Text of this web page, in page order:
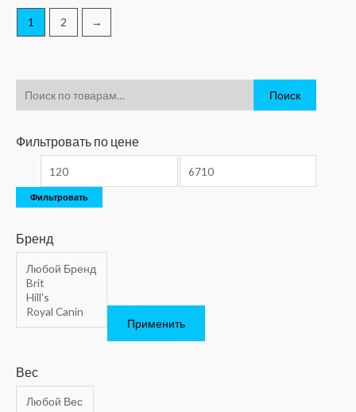
Поиск
Фильтровать по цене
Фильтровать
Бренд
Применить
Вес
1 2 →